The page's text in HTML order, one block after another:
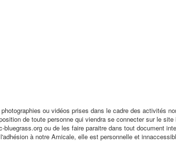
ou vidéos prises dans le cadre des activités
de toute personne qui viendra se connecter sur le site
bluegrass.org ou de les faire paraitre dans tout document
à notre Amicale, elle est personnelle et